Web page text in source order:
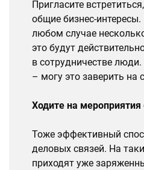
Пригласите
общие бизнес-
любом случае
это будут
в сотрудничестве
– могу это заверить на
Ходите на
Тоже эффективный
деловых связей. На
приходят уже